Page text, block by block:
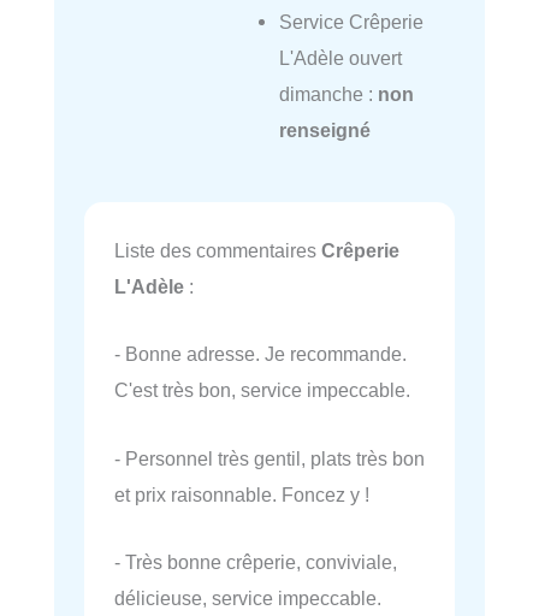
Service Crêperie
L'Adèle ouvert
dimanche : non
renseigné
Liste des commentaires Crêperie
L'Adèle :
- Bonne adresse. Je recommande.
C'est très bon, service impeccable.
- Personnel très gentil, plats très bon
et prix raisonnable. Foncez y !
- Très bonne crêperie, conviviale,
délicieuse, service impeccable.